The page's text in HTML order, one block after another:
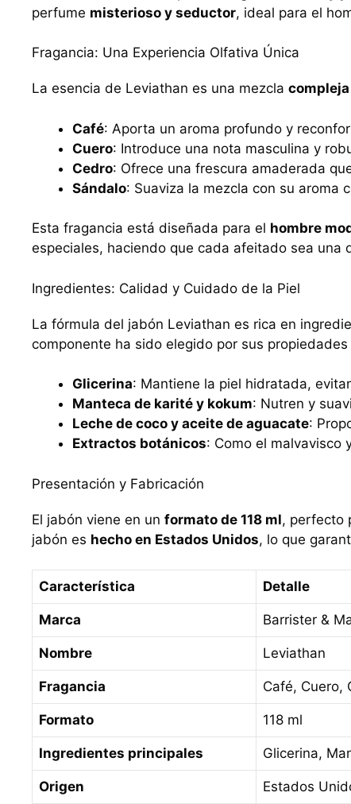
perfume misterioso y seductor, ideal para el
Fragancia: Una Experiencia Olfativa Única
La esencia de Leviathan es una mezcla
Café: Aporta un aroma profundo y
Cuero: Introduce una nota masculina y
Cedro: Ofrece una frescura amaderada
Sándalo: Suaviza la mezcla con su aroma
Esta fragancia está diseñada para el hombre
especiales, haciendo que cada afeitado sea una
Ingredientes: Calidad y Cuidado de la Piel
La fórmula del jabón Leviathan es rica en
componente ha sido elegido por sus
Glicerina: Mantiene la piel hidratada,
Manteca de karité y kokum: Nutren y
Leche de coco y aceite de aguacate:
Extractos botánicos: Como el malvavisco
Presentación y Fabricación
El jabón viene en un formato de 118 ml, perfecto
jabón es hecho en Estados Unidos, lo que
Característica Detalle
Marca Barrister &
Nombre Leviathan
Fragancia Café, Cuero,
Formato 118 ml
Ingredientes principales Glicerina,
Origen Estados